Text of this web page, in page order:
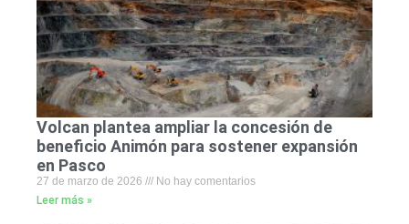
Volcan plantea ampliar la concesión de
beneficio Animón para sostener expansión
en Pasco
27 de marzo de 2026
No hay comentarios
Leer más »